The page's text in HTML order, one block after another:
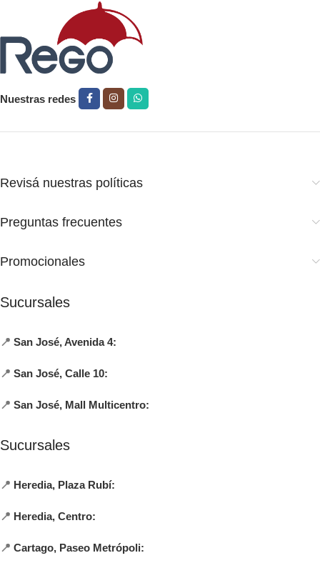
Nuestras redes
Revisá nuestras políticas
Preguntas frecuentes
Promocionales
Sucursales
📍 San José, Avenida 4:
📍 San José, Calle 10:
📍 San José, Mall Multicentro:
Sucursales
📍 Heredia, Plaza Rubí:
📍 Heredia, Centro:
📍 Cartago, Paseo Metrópoli: